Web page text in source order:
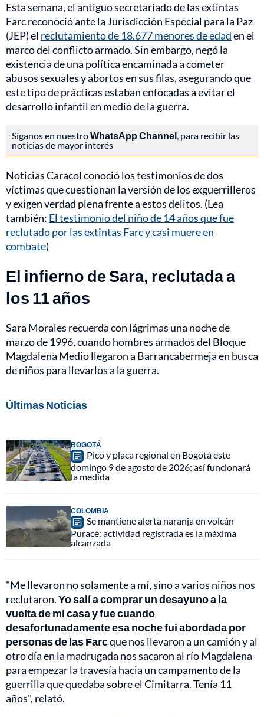
Esta semana, el antiguo secretariado de las extintas
Farc reconoció ante la Jurisdicción Especial para la Paz
(JEP) el reclutamiento de 18.677 menores de edaden el
marco del conflicto armado. Sin embargo, negó la
existencia de una política encaminada a cometer
abusos sexuales y abortos en sus filas, asegurando que
este tipo de prácticas estaban enfocadas a evitar el
desarrollo infantil en medio de la guerra.
Síganos en nuestroWhatsApp Channel, para recibir las
noticias de mayor interés
Noticias Caracol conoció los testimonios de dos
víctimas que cuestionan la versión de los exguerrilleros
y exigen verdad plena frente a estos delitos. (Lea
también: El testimonio del niño de 14 años que fue
reclutado por las extintas Farc y casi muere en
combate)
El infierno de Sara, reclutada a
los 11 años
Sara Morales recuerda con lágrimas una noche de
marzo de 1996, cuando hombres armados del Bloque
Magdalena Medio llegaron a Barrancabermeja en busca
de niños para llevarlos a la guerra.
Últimas Noticias
BOGOTÁ
Pico y placa regional en Bogotá este
domingo 9 de agosto de 2026: así funcionará
la medida
COLOMBIA
Se mantiene alerta naranja en volcán
Puracé: actividad registrada es la máxima
alcanzada
"Me llevaron no solamente a mí, sino a varios niños nos
reclutaron.Yo salí a comprar un desayuno a la
vuelta de mi casa y fue cuando
desafortunadamente esa noche fui abordada por
personas de las Farcque nos llevaron a un camión y al
otro día en la madrugada nos sacaron al río Magdalena
para empezar la travesía hacia un campamento de la
guerrilla que quedaba sobre el Cimitarra. Tenía 11
años", relató.